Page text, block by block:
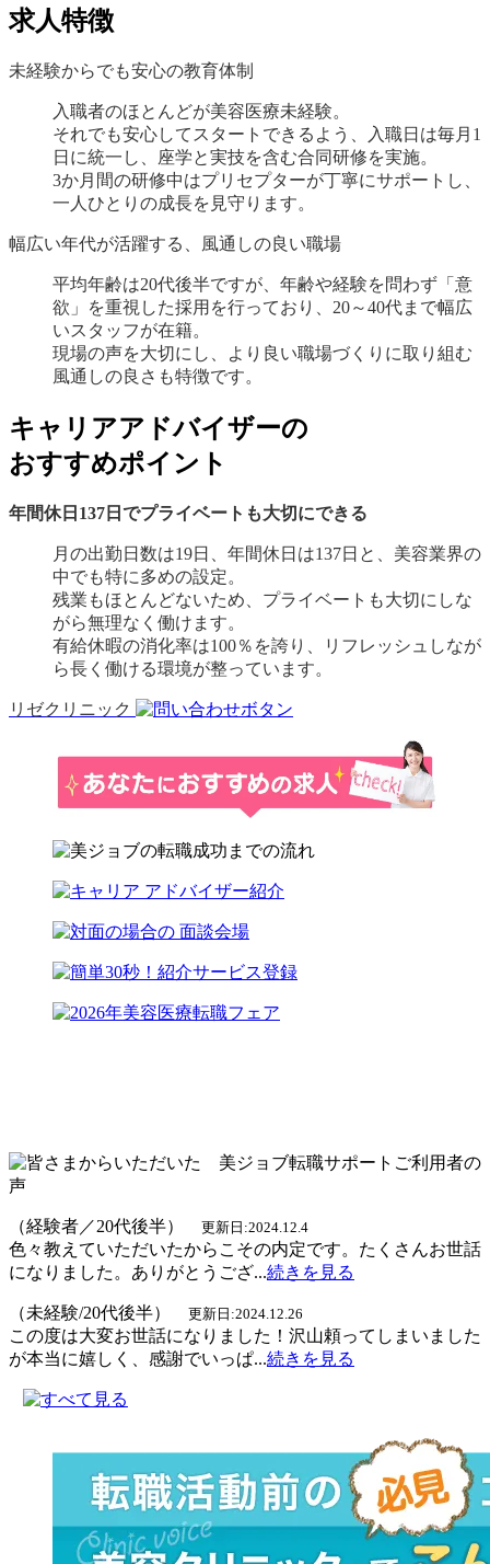
求人特徴
未経験からでも安心の教育体制
入職者のほとんどが美容医療未経験。
それでも安心してスタートできるよう、入職日は毎月1
日に統一し、座学と実技を含む合同研修を実施。
3か月間の研修中はプリセプターが丁寧にサポートし、
一人ひとりの成長を見守ります。
幅広い年代が活躍する、風通しの良い職場
平均年齢は20代後半ですが、年齢や経験を問わず「意
欲」を重視した採用を行っており、20～40代まで幅広
いスタッフが在籍。
現場の声を大切にし、より良い職場づくりに取り組む
風通しの良さも特徴です。
キャリアアドバイザーの
おすすめポイント
年間休日137日でプライベートも大切にできる
月の出勤日数は19日、年間休日は137日と、美容業界の
中でも特に多めの設定。
残業もほとんどないため、プライベートも大切にしな
がら無理なく働けます。
有給休暇の消化率は100％を誇り、リフレッシュしなが
ら長く働ける環境が整っています。
リゼクリニック
（経験者／20代後半） 更新日:2024.12.4
色々教えていただいたからこその内定です。たくさんお世話
になりました。ありがとうござ...続きを見る
（未経験/20代後半） 更新日:2024.12.26
この度は大変お世話になりました！沢山頼ってしまいました
が本当に嬉しく、感謝でいっぱ...続きを見る